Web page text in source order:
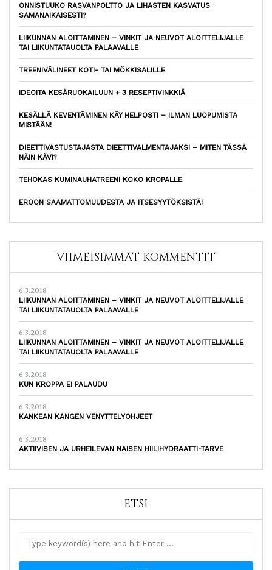
ONNISTUUKO RASVANPOLTTO JA LIHASTEN KASVATUS
SAMANAIKAISESTI?
LIIKUNNAN ALOITTAMINEN – VINKIT JA NEUVOT ALOITTELIJALLE
TAI LIIKUNTATAUOLTA PALAAVALLE
TREENIVÄLINEET KOTI- TAI MÖKKISALILLE
IDEOITA KESÄRUOKAILUUN + 3 RESEPTIVINKKIÄ
KESÄLLÄ KEVENTÄMINEN KÄY HELPOSTI – ILMAN LUOPUMISTA
MISTÄÄN!
DIEETTIVASTUSTAJASTA DIEETTIVALMENTAJAKSI – MITEN TÄSSÄ
NÄIN KÄVI?
TEHOKAS KUMINAUHATREENI KOKO KROPALLE
EROON SAAMATTOMUUDESTA JA ITSESYYTÖKSISTÄ!
VIIMEISIMMÄT KOMMENTIT
6.3.2018
LIIKUNNAN ALOITTAMINEN – VINKIT JA NEUVOT ALOITTELIJALLE
TAI LIIKUNTATAUOLTA PALAAVALLE
6.3.2018
LIIKUNNAN ALOITTAMINEN – VINKIT JA NEUVOT ALOITTELIJALLE
TAI LIIKUNTATAUOLTA PALAAVALLE
6.3.2018
KUN KROPPA EI PALAUDU
6.3.2018
KANKEAN KANGEN VENYTTELYOHJEET
6.3.2018
AKTIIVISEN JA URHEILEVAN NAISEN HIILIHYDRAATTI-TARVE
ETSI